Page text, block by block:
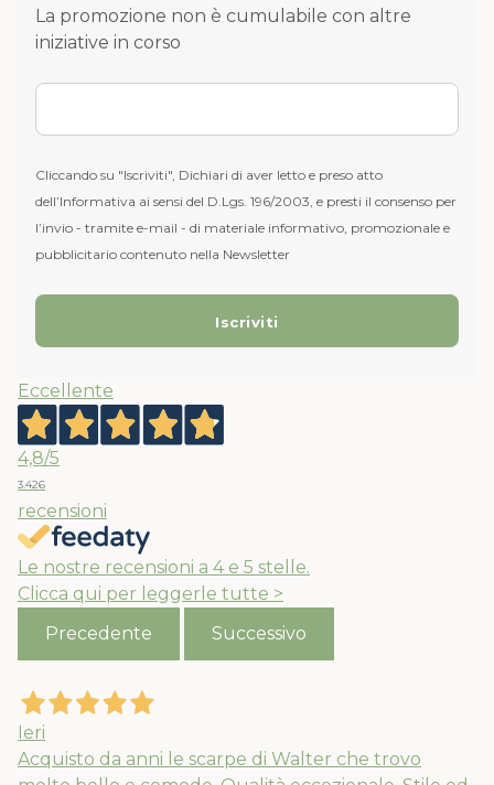
La promozione non è cumulabile con altre
iniziative in corso
Cliccando su "Iscriviti", Dichiari di aver letto e preso atto
dell’Informativa ai sensi del D.Lgs. 196/2003, e presti il consenso per
l’invio - tramite e-mail - di materiale informativo, promozionale e
pubblicitario contenuto nella Newsletter
Eccellente
4,8/5
3.426
recensioni
Le nostre recensioni a 4 e 5 stelle.
Clicca qui per leggerle tutte >
Precedente
Successivo
Ieri
Acquisto da anni le scarpe di Walter che trovo